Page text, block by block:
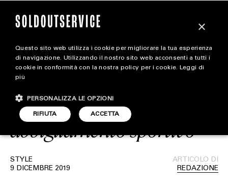
magazine
STYLE
FOOTWEAR
Il prossimo lancio Nike x
Off-White comprenderà
una nuova linea di
abbigliamento sportivo
STYLE
9 DICEMBRE 2019
ARTICOLO DI
REDAZIONE
×
Questo sito web utilizza i cookie per migliorare la tua esperienza
di navigazione. Utilizzando il nostro sito web acconsenti a tutti i
cookie in conformità con la nostra policy per i cookie. Leggi di
più
ACCETTA
RIFIUTA
PERSONALIZZA LE OPZIONI